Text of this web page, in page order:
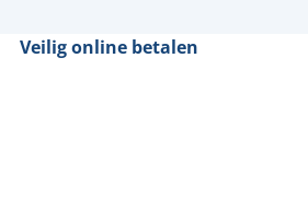
Veilig online betalen